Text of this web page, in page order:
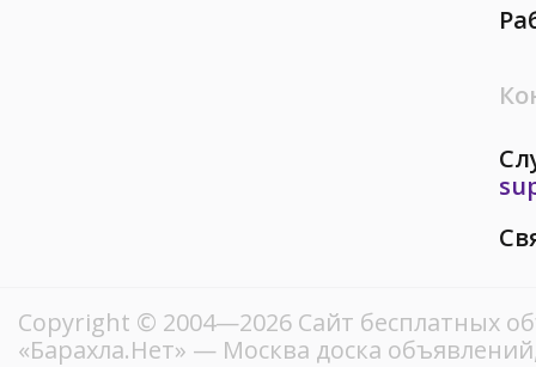
Copyright © 2004—2026 Сайт бесплатных
«Барахла.Нет» — Москва доска